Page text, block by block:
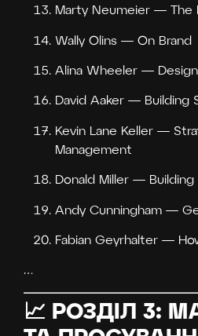
Marty Neumeier — The
Wally Olins — On Brand
Alina Wheeler —
David Aaker — Building
Kevin Lane Keller —
Management
Donald Miller — Building
Andy Cunningham —
Fabian Geyrhalter —
…
📈 РОЗДІЛ 3: